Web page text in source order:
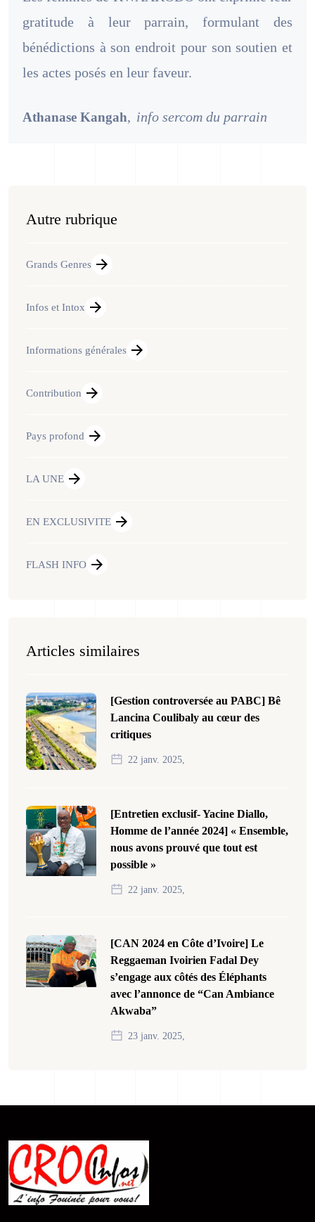
gratitude à leur parrain, formulant des
bénédictions à son endroit pour son soutien et
les actes posés en leur faveur.
Athanase Kangah, info sercom du parrain
Autre rubrique
Grands Genres
Infos et Intox
Informations générales
Contribution
Pays profond
LA UNE
EN EXCLUSIVITE
FLASH INFO
Articles similaires
[Gestion controversée au PABC] Bê
Lancina Coulibaly au cœur des
critiques
22 janv. 2025,
[Entretien exclusif- Yacine Diallo,
Homme de l’année 2024] « Ensemble,
nous avons prouvé que tout est
possible »
22 janv. 2025,
[CAN 2024 en Côte d’Ivoire] Le
Reggaeman Ivoirien Fadal Dey
s’engage aux côtés des Éléphants
avec l’annonce de “Can Ambiance
Akwaba”
23 janv. 2025,